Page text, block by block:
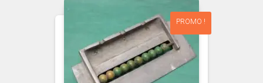
PROMO !